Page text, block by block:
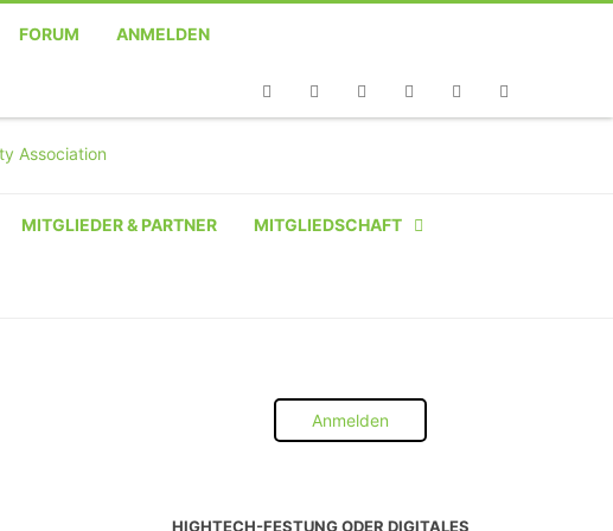
FORUM ANMELDEN
MITGLIEDER & PARTNER MITGLIEDSCHAFT
INSTITUTION
Anmelden
HIGHTECH-FESTUNG ODER DIGITALES